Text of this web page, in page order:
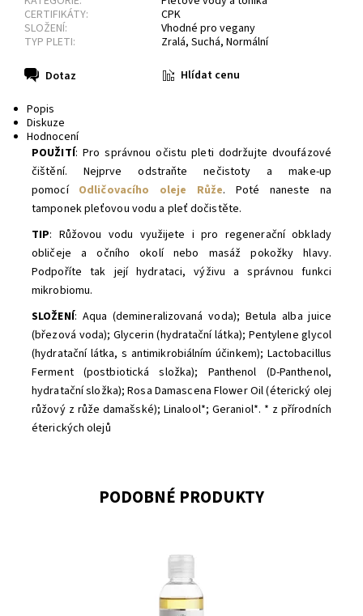
CERTIFIKÁTY:
CPK
SLOŽENÍ:
Vhodné pro vegany
TYP PLETI:
Zralá, Suchá, Normální
Dotaz Hlídat cenu
Popis
Diskuze
Hodnocení
POUŽITÍ: Pro správnou očistu pleti dodržujte dvoufázové
čištění. Nejprve odstraňte nečistoty a make-up
pomocí Odličovacího oleje Růže. Poté naneste na
tamponek pleťovou vodu a pleť dočistěte.
TIP: Růžovou vodu využijete i pro regenerační obklady
obličeje a očního okolí nebo masáž pokožky hlavy.
Podpoříte tak její hydrataci, výživu a správnou funkci
mikrobiomu.
SLOŽENÍ: Aqua (demineralizovaná voda); Betula alba juice
(březová voda); Glycerin (hydratační látka); Pentylene glycol
(hydratační látka, s antimikrobiálním účinkem); Lactobacillus
Ferment (postbiotická složka); Panthenol (D-Panthenol,
hydratační složka); Rosa Damascena Flower Oil (éterický olej
růžový z růže damašské); Linalool*; Geraniol*. * z přírodních
éterických olejů
PODOBNÉ PRODUKTY
Nobilis Tilia